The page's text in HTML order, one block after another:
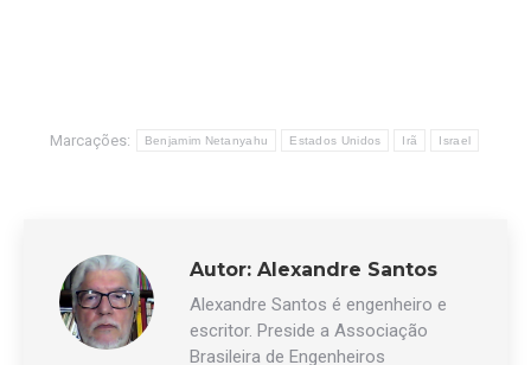
Marcações: Benjamim Netanyahu Estados Unidos Irã Israel
Autor: Alexandre Santos
Alexandre Santos é engenheiro e
escritor. Preside a Associação
Brasileira de Engenheiros